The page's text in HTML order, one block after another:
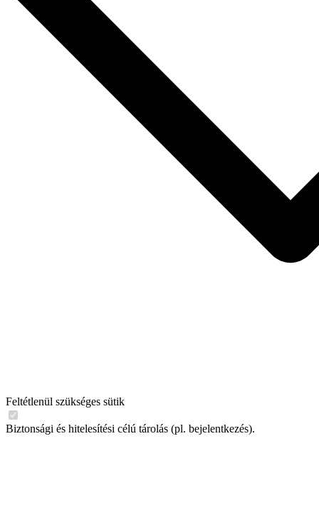
Feltétlenül szükséges sütik
Biztonsági és hitelesítési célú tárolás (pl. bejelentkezés).